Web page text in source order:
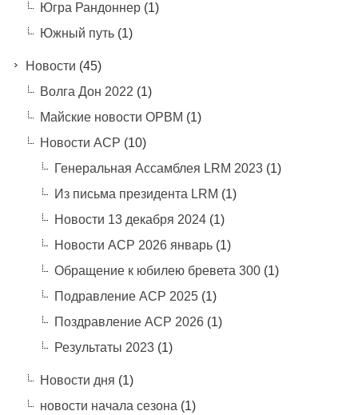
Югра Рандоннер(1)
Южный путь(1)
Новости (45)
Волга Дон 2022 (1)
Майские новости ОРВМ (1)
Новости АСР (10)
Генеральная Ассамблея LRM 2023(1)
Из письма президента LRM (1)
Новости 13 декабря 2024(1)
Новости АСР 2026 январь(1)
Обращение к юбилею бревета 300(1)
Подравление АСР 2025(1)
Поздравление АСР 2026(1)
Результаты 2023(1)
Новости дня (1)
новости начала сезона (1)